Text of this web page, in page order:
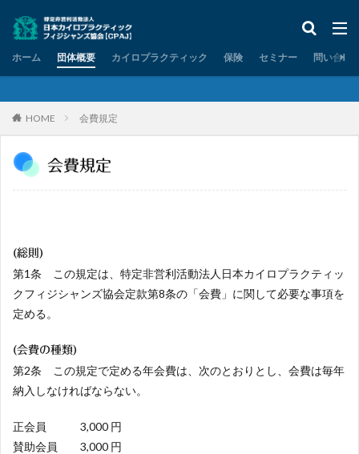
ホーム 団体概要 カイロプラクティック 保険 セミナー 問い合わ
HOME 会費規定
会費規定
(総則)
第1条 この規定は、特定非営利活動法人日本カイロプラクティッ
クフィジシャンズ協会定款第8条の「会費」に関して必要な事項を
定める。
(会費の種類)
第2条 この規定で定める年会費は、次のとおりとし、会費は毎年
納入しなければならない。
正会員 3,000 円
賛助会員 3,000 円